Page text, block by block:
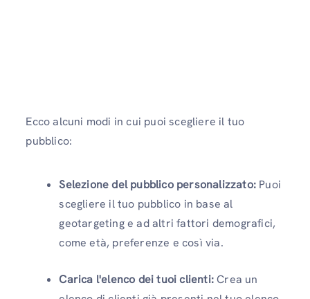
Ecco alcuni modi in cui puoi scegliere il tuo
pubblico:
Selezione del pubblico personalizzato: Puoi
scegliere il tuo pubblico in base al
geotargeting e ad altri fattori demografici,
come età, preferenze e così via.
Carica l'elenco dei tuoi clienti:Crea un